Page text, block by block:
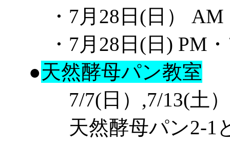
・7月28日(日） AM
・7月28日(日) PM
●天然酵母パン教室
7/7(日）,7/13(土）
天然酵母パン2-1と